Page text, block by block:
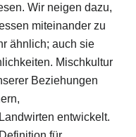
Wir neigen dazu,
miteinander zu
ähnlich; auch sie
Mischkultur
Beziehungen
entwickelt.